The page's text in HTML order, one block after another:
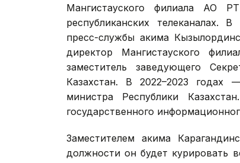
Мангистауского филиала АО
республиканских телеканалах.
пресс-службы акима
директор Мангистауского
заместитель заведующего
Казахстан. В 2022–2023 годах
министра Республики
государственного
Заместителем акима
должности он будет курировать